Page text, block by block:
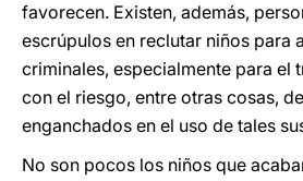
favorecen. Existen, además,
escrúpulos en reclutar niños para
criminales, especialmente para el
con el riesgo, entre otras cosas,
enganchados en el uso de tales
No son pocos los niños que